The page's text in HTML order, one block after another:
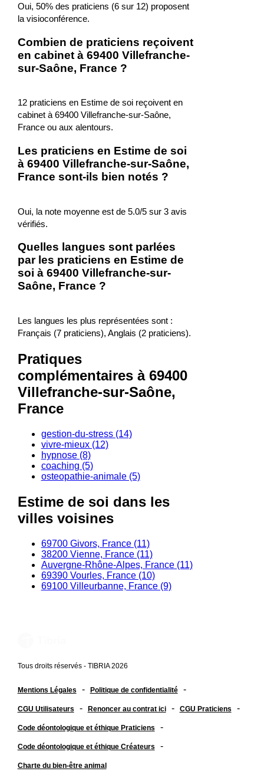
Oui, 50% des praticiens (6 sur 12) proposent
la visioconférence.
Combien de praticiens reçoivent
en cabinet à 69400 Villefranche-
sur-Saône, France ?
12 praticiens en Estime de soi reçoivent en
cabinet à 69400 Villefranche-sur-Saône,
France ou aux alentours.
Les praticiens en Estime de soi
à 69400 Villefranche-sur-Saône,
France sont-ils bien notés ?
Oui, la note moyenne est de 5.0/5 sur 3 avis
vérifiés.
Quelles langues sont parlées
par les praticiens en Estime de
soi à 69400 Villefranche-sur-
Saône, France ?
Les langues les plus représentées sont :
Français (7 praticiens), Anglais (2 praticiens).
Pratiques
complémentaires à 69400
Villefranche-sur-Saône,
France
gestion-du-stress (14)
vivre-mieux (12)
hypnose (8)
coaching (5)
osteopathie-animale (5)
Estime de soi dans les
villes voisines
69700 Givors, France (11)
38200 Vienne, France (11)
Auvergne-Rhône-Alpes, France (11)
69390 Vourles, France (10)
69100 Villeurbanne, France (9)
Tous droits réservés - TIBRIA 2026
Mentions Légales - Politique de confidentialité -
CGU Utilisateurs - Renoncer au contrat ici - CGU Praticiens -
Code déontologique et éthique Praticiens -
Code déontologique et éthique Créateurs -
Charte du bien-être animal